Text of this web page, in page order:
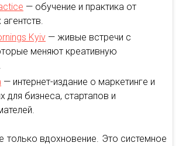
— обучение и практика от
Kyiv — живые встречи с
меняют креативную
— интернет-издание о маркетинге и
для бизнеса, стартапов и
только вдохновение. Это системное